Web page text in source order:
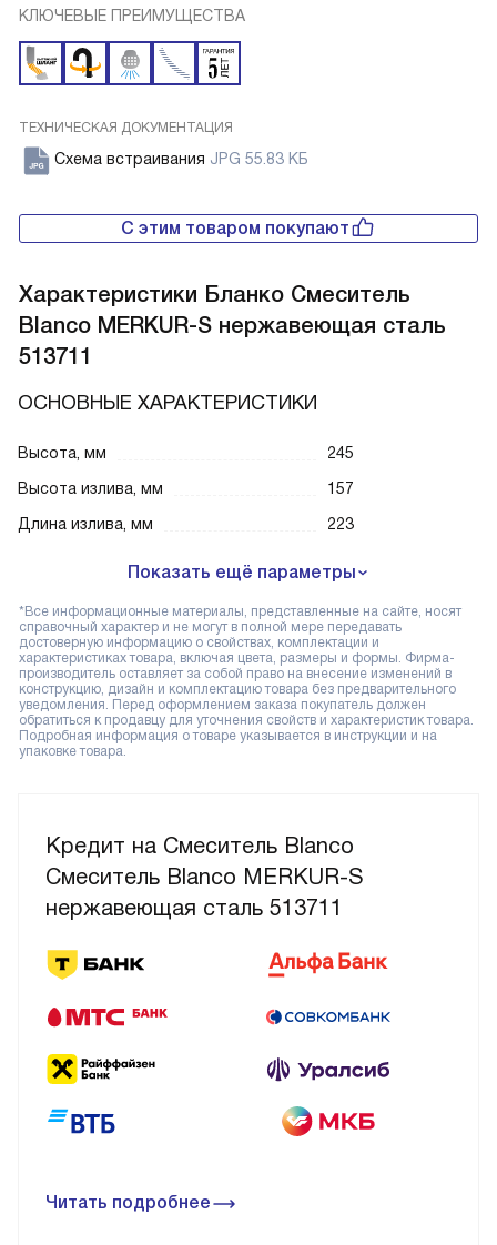
КЛЮЧЕВЫЕ ПРЕИМУЩЕСТВА
ТЕХНИЧЕСКАЯ ДОКУМЕНТАЦИЯ
Схема встраивания JPG 55.83 КБ
Кредит на Смеситель Blanco
Смеситель Blanco MERKUR-S
нержавеющая сталь 513711
Читать подробнее
С этим товаром покупают
Характеристики Бланко Смеситель
Blanco MERKUR-S нержавеющая сталь
513711
ОСНОВНЫЕ ХАРАКТЕРИСТИКИ
Высота, мм
245
Высота излива, мм
157
Длина излива, мм
223
Показать ещё параметры
*Все информационные материалы, представленные на сайте, носят
справочный характер и не могут в полной мере передавать
достоверную информацию о свойствах, комплектации и
характеристиках товара, включая цвета, размеры и формы. Фирма-
производитель оставляет за собой право на внесение изменений в
конструкцию, дизайн и комплектацию товара без предварительного
уведомления. Перед оформлением заказа покупатель должен
обратиться к продавцу для уточнения свойств и характеристик товара.
Подробная информация о товаре указывается в инструкции и на
упаковке товара.